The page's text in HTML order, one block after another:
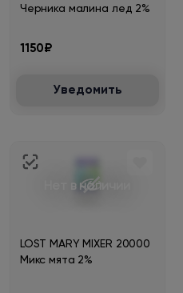
Черника малина лед 2%
1150₽
Уведомить
Нет в наличии
LOST MARY MIXER 20000
Микс мята 2%